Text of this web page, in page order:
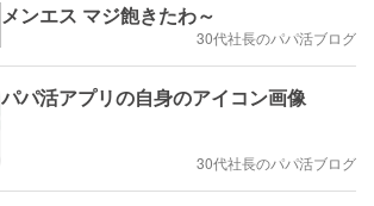
メンエス マジ飽きたわ～
30代社長のパパ活ブログ
パパ活アプリの自身のアイコン画像
30代社長のパパ活ブログ